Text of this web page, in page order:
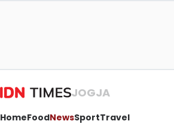
JOGJA
HomeFoodNewsSportTravel